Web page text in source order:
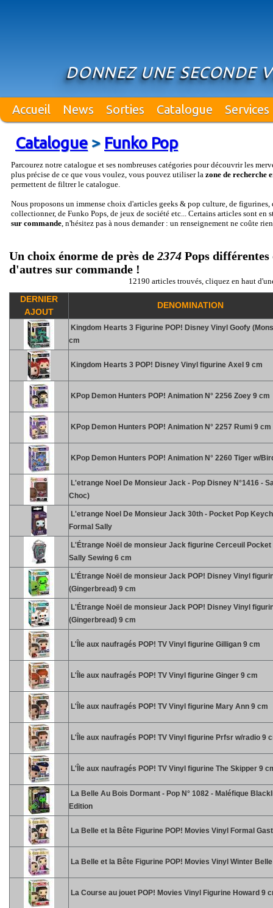
DONNEZ UNE SECONDE
Accueil News Sorties Catalogue Services
Catalogue> Funko Pop
Parcourez notre catalogue et ses nombreuses catégories pour découvrir les
plus précise de ce que vous voulez, vous pouvez utiliser la zone de recherche
permettent de filtrer le catalogue.
Nous proposons un immense choix d'articles geeks & pop culture, de figurines,
collectionner, de Funko Pops, de jeux de société etc... Certains articles sont en
sur commande, n'hésitez pas à nous demander : un renseignement ne coûte
Un choix énorme de près de 2374 Pops différentes
d'autres sur commande !
12190 articles trouvés, cliquez en haut
DERNIER
AJOUT
DENOMINATION
Kingdom Hearts 3 Figurine POP! Disney Vinyl Goofy
cm
Kingdom Hearts 3 POP! Disney Vinyl figurine Axel 9 cm
KPop Demon Hunters POP! Animation N° 2256 Zoey 9 cm
KPop Demon Hunters POP! Animation N° 2257 Rumi 9 cm
KPop Demon Hunters POP! Animation N° 2260 Tiger w/
L'etrange Noel De Monsieur Jack - Pop Disney N°1416 -
Choc)
L'etrange Noel De Monsieur Jack 30th - Pocket Pop
Formal Sally
L'Étrange Noël de monsieur Jack figurine Cerceuil Pocket
Sally Sewing 6 cm
L'Étrange Noël de monsieur Jack POP! Disney Vinyl
(Gingerbread) 9 cm
L'Étrange Noël de monsieur Jack POP! Disney Vinyl
(Gingerbread) 9 cm
L'Île aux naufragés POP! TV Vinyl figurine Gilligan 9 cm
L'Île aux naufragés POP! TV Vinyl figurine Ginger 9 cm
L'Île aux naufragés POP! TV Vinyl figurine Mary Ann 9 cm
L'Île aux naufragés POP! TV Vinyl figurine Prfsr w/radio 9
L'Île aux naufragés POP! TV Vinyl figurine The Skipper 9
La Belle Au Bois Dormant - Pop N° 1082 - Maléfique
Edition
La Belle et la Bête Figurine POP! Movies Vinyl Formal
La Belle et la Bête Figurine POP! Movies Vinyl Winter
La Course au jouet POP! Movies Vinyl Figurine Howard 9